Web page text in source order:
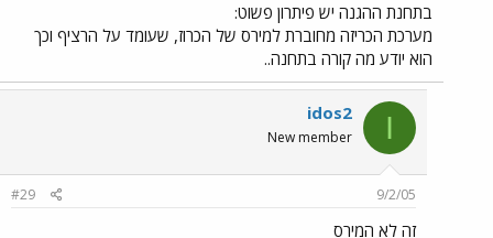
בתחנת ההגנה יש פיתרון פשוט:
מערכת הכריזה מחוברת למירס של הכרוז, שעומד על הרציף וכך
הוא יודע מה קורה בתחנה..
I
idos2
New member
9/2/05
#29
זה לא המירס